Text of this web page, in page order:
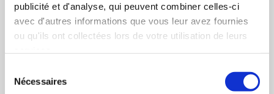
publicité et d'analyse, qui peuvent combiner celles-ci
avec d'autres informations que vous leur avez fournies
ou qu'ils ont collectées lors de votre utilisation de leurs
Nécessaires